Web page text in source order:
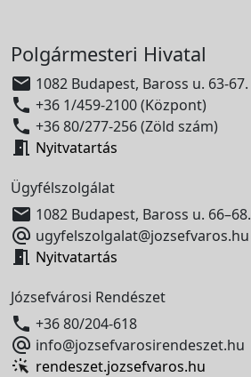
Polgármesteri Hivatal
 1082 Budapest, Baross u. 63-67.
 +36 1/459-2100 (Központ)
 +36 80/277-256 (Zöld szám)
 Nyitvatartás
Ügyfélszolgálat
 1082 Budapest, Baross u. 66–68.
 ugyfelszolgalat@jozsefvaros.hu
 Nyitvatartás
Józsefvárosi Rendészet
 +36 80/204-618
 info@jozsefvarosirendeszet.hu
rendeszet.jozsefvaros.hu